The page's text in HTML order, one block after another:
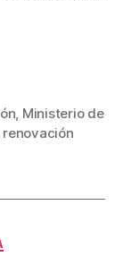
, Ministerio de
renovación